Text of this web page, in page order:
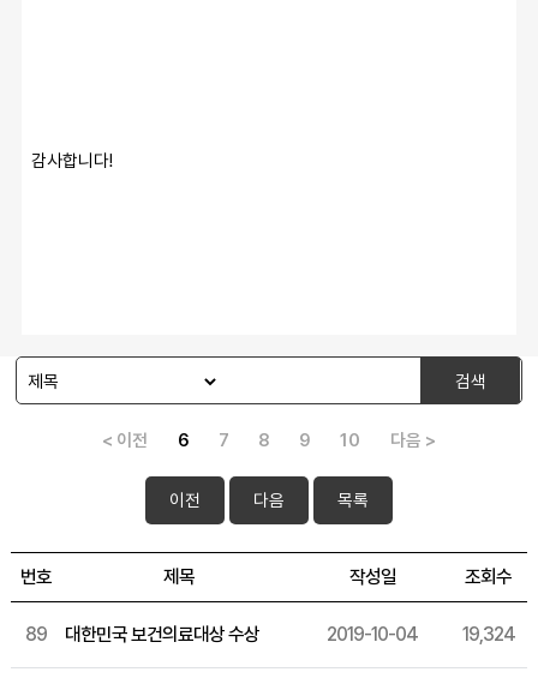
감사합니다!
검색
< 이전 6 7 8 9 10 다음 >
이전 다음 목록
번호 제목 작성일 조회수
89 대한민국 보건의료대상 수상 2019-10-04 19,324